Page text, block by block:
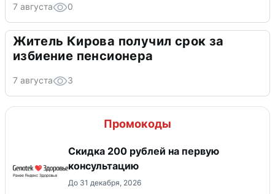
7 августа 0
Житель Кирова получил срок за
избиение пенсионера
7 августа 3
Промокоды
Скидка 200 рублей на первую
консультацию
До 31 декабря, 2026